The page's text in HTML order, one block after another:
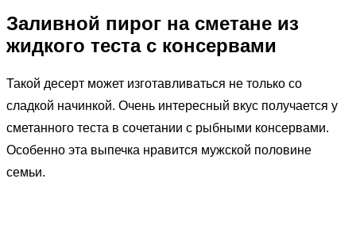
Заливной пирог на сметане из
жидкого теста с консервами
Такой десерт может изготавливаться не только со
сладкой начинкой. Очень интересный вкус получается у
сметанного теста в сочетании с рыбными консервами.
Особенно эта выпечка нравится мужской половине
семьи.